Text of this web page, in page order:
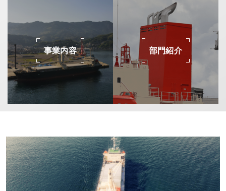
事業内容 部門紹介